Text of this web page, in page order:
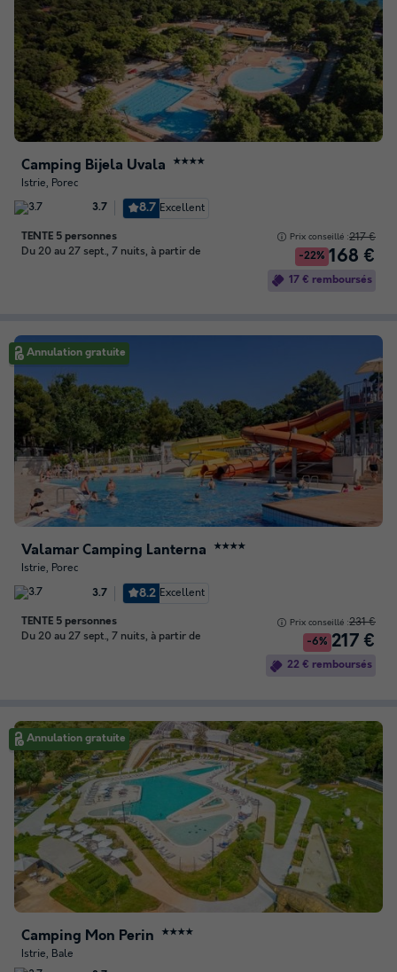
Camping Bijela Uvala ★★★★
Istrie, Porec
3.7 8.7 Excellent
TENTE 5 personnes
Du 20 au 27 sept., 7 nuits, à partir de
Prix conseillé :217 €
-22% 168 €
17 € remboursés
Annulation gratuite
Valamar Camping Lanterna ★★★★
Istrie, Porec
3.7 8.2 Excellent
TENTE 5 personnes
Du 20 au 27 sept., 7 nuits, à partir de
Prix conseillé :231 €
-6% 217 €
22 € remboursés
Annulation gratuite
Camping Mon Perin ★★★★
Istrie, Bale